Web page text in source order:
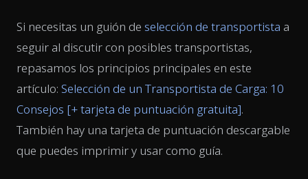
Si necesitas un guión de selección de transportista a
seguir al discutir con posibles transportistas,
repasamos los principios principales en este
artículo: Selección de un Transportista de Carga: 10
Consejos [+ tarjeta de puntuación gratuita].
También hay una tarjeta de puntuación descargable
que puedes imprimir y usar como guía.